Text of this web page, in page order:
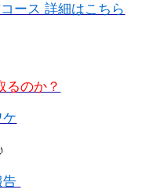
ース 詳細はこちら
るのか？
告